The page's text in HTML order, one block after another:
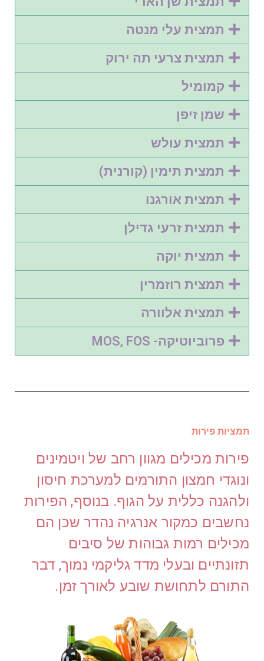
תמצית עלי מנטה
תמצית צרעי תה ירוק
קמומיל
שמן זיפן
תמצית עולש
תמצית תימין (קורנית)
תמצית אורגנו
תמצית זרעי גדילן
תמצית יוקה
תמצית רוזמרין
תמצית אלוורה
פרוביוטיקה- MOS, FOS
תמציות פירות
פירות מכילים מגוון רחב של ויטמינים
ונוגדי חמצון התורמים למערכת חיסון
ולהגנה כללית על הגוף. בנוסף, הפירות
נחשבים כמקור אנרגיה נהדר שכן הם
מכילים רמות גבוהות של סיבים
תזונתיים ובעלי מדד גליקמי נמוך, דבר
התורם לתחושת שובע לאורך זמן.